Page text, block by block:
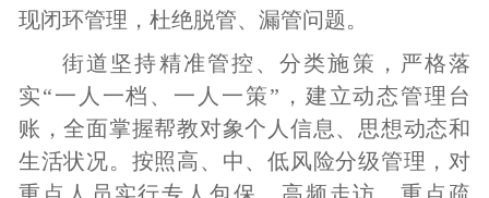
现闭环管理，杜绝脱管、漏管问题。
街道坚持精准管控、分类施策，严格落
实“一人一档、一人一策”，建立动态管理台
账，全面掌握帮教对象个人信息、思想动态和
生活状况。按照高、中、低风险分级管理，对